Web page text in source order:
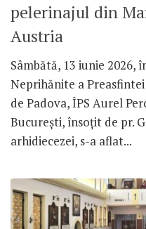
pelerinajul din
Austria
Sâmbătă, 13 iunie 2026,
Neprihănite a
de Padova, ÎPS Aurel
București, însoțit de pr.
arhidiecezei, s-a aflat...